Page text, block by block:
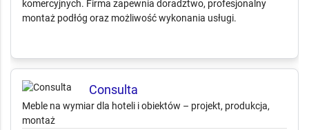
kompleksowe wyposażenie podłóg
listew, dopasowanych do wnętrz mieszkalnych, biurowych i
montaż podłóg oraz możliwość wykonania usługi.